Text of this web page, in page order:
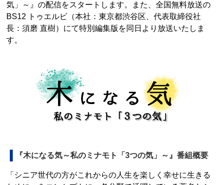
気」～』の配信をスタートします。また、全国無料放送の
BS12 トゥエルビ（本社：東京都渋谷区、代表取締役社
長：須磨 直樹）にて特別編集版を同日より放送いたしま
す。
『木になる気～私のミナモト「3つの気」～』番組概要
「シニア世代の方がこれからの人生を楽しく幸せに生きる